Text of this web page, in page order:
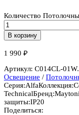
Количество
В корзину
1 990 ₽
Артикул: C014CL-01W.
Освещение /
Серия:AlfaКоллекция:
TechnicalБренд:Maytoni
защиты:IP20
Поделиться: